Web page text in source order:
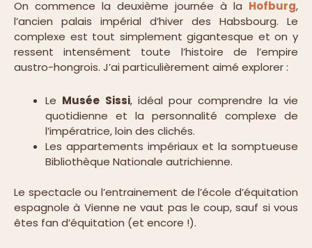
On commence la deuxième journée à la Hofburg,
l’ancien palais impérial d’hiver des Habsbourg. Le
complexe est tout simplement gigantesque et on y
ressent intensément toute l’histoire de l’empire
austro-hongrois. J’ai particulièrement aimé explorer :
Le Musée Sissi, idéal pour comprendre la vie
quotidienne et la personnalité complexe de
l’impératrice, loin des clichés.
Les appartements impériaux et la somptueuse
Bibliothèque Nationale autrichienne.
Le spectacle ou l’entrainement de l’école d’équitation
espagnole à Vienne ne vaut pas le coup, sauf si vous
êtes fan d’équitation (et encore !).